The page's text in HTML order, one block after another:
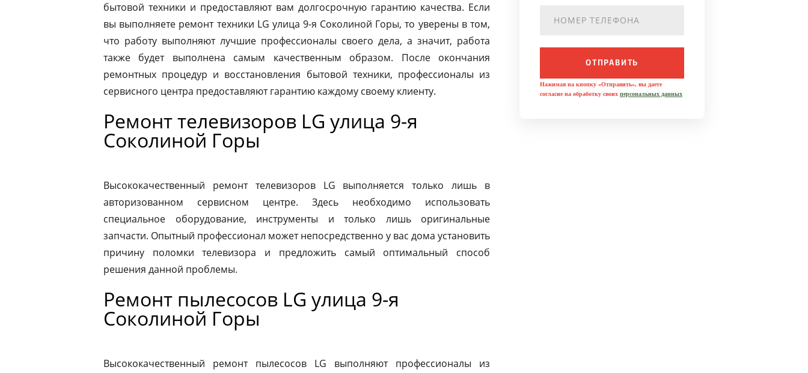
бытовой техники и предоставляют вам долгосрочную гарантию качества. Если
вы выполняете ремонт техники LG улица 9-я Соколиной Горы, то уверены в том,
что работу выполняют лучшие профессионалы своего дела, а значит, работа
также будет выполнена самым качественным образом. После окончания
ремонтных процедур и восстановления бытовой техники, профессионалы из
сервисного центра предоставляют гарантию каждому своему клиенту.
Ремонт телевизоров LG улица 9-я
Соколиной Горы
Высококачественный ремонт телевизоров LG выполняется только лишь в
авторизованном сервисном центре. Здесь необходимо использовать
специальное оборудование, инструменты и только лишь оригинальные
запчасти. Опытный профессионал может непосредственно у вас дома установить
причину поломки телевизора и предложить самый оптимальный способ
решения данной проблемы.
Ремонт пылесосов LG улица 9-я
Соколиной Горы
Высококачественный ремонт пылесосов LG выполняют профессионалы из
ОТПРАВИТЬ
Нажимая на кнопку «Отправить», вы даете
согласие на обработку своих персональных данных